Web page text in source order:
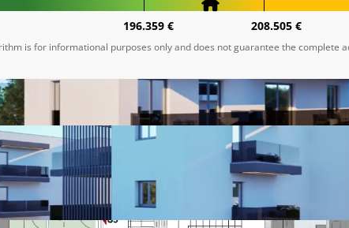
196.359 € 208.505 €
is for informational purposes only and does not guarantee the complete
magistrala, nudimo na prodaju nove
zgradi. Ovaj projekt je idealan za sve koji
u blizini svih sadržaja potrebnih za život.